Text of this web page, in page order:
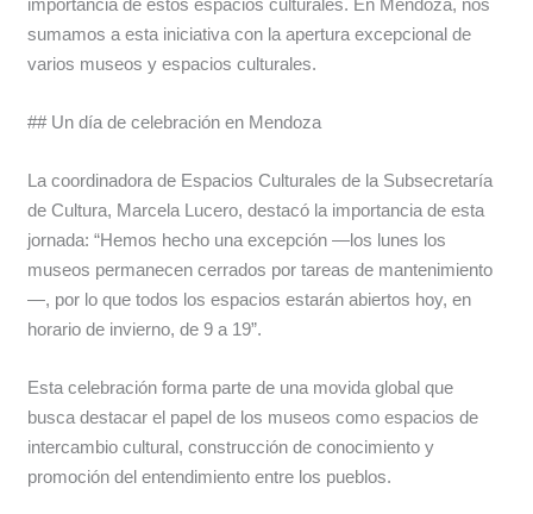
sumamos a esta iniciativa con la apertura excepcional de
varios museos y espacios culturales.
## Un día de celebración en Mendoza
La coordinadora de Espacios Culturales de la Subsecretaría
de Cultura, Marcela Lucero, destacó la importancia de esta
jornada: “Hemos hecho una excepción —los lunes los
museos permanecen cerrados por tareas de mantenimiento
—, por lo que todos los espacios estarán abiertos hoy, en
horario de invierno, de 9 a 19”.
Esta celebración forma parte de una movida global que
busca destacar el papel de los museos como espacios de
intercambio cultural, construcción de conocimiento y
promoción del entendimiento entre los pueblos.